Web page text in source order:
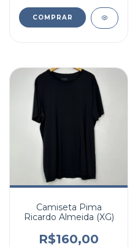
COMPRAR
Camiseta Pima
Ricardo Almeida (XG)
R$160,00